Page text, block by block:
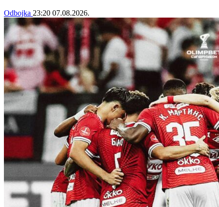
Odbojka 23:20 07.08.2026.